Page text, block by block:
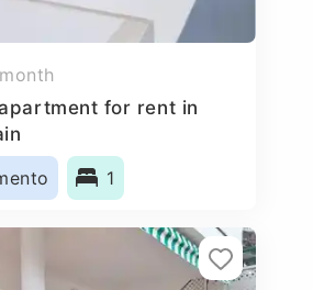
for rent in
1